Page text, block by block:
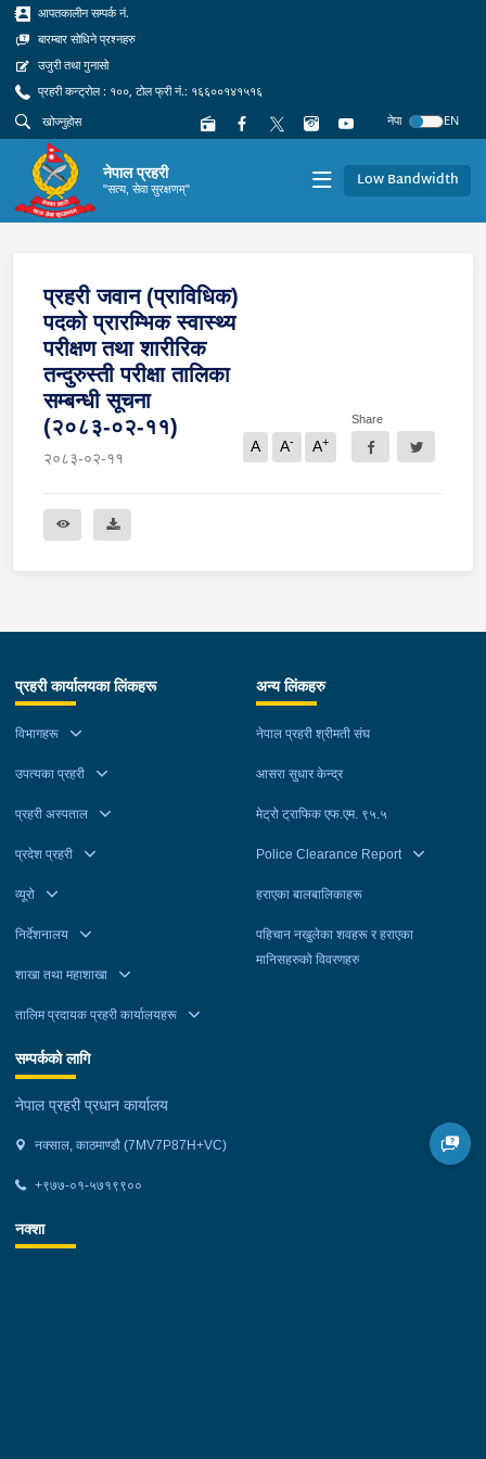
आपतकालीन सम्पर्क नं.
बारम्बार सोधिने प्रश्नहरु
उजुरी तथा गुनासो
प्रहरी कन्ट्रोल : १००, टोल फ्री नं.: १६६००१४१५१६
नेपा
EN
नेपाल प्रहरी
"सत्य, सेवा सुरक्षणम्" Low Bandwidth
प्रहरी जवान (प्राविधिक)
पदको प्रारम्भिक स्वास्थ्य
परीक्षण तथा शारीरिक
तन्दुरुस्ती परीक्षा तालिका
सम्बन्धी सूचना
(२०८३-०२-११)
२०८३-०२-११
A A- A+
Share
प्रहरी कार्यालयका लिंकहरू
विभागहरू
उपत्यका प्रहरी
प्रहरी अस्पताल
प्रदेश प्रहरी
व्यूरो
निर्देशनालय
शाखा तथा महाशाखा
तालिम प्रदायक प्रहरी कार्यालयहरू
अन्य लिंकहरु
नेपाल प्रहरी श्रीमती संघ
आसरा सुधार केन्द्र
मेट्रो ट्राफिक एफ.एम. ९५.५
Police Clearance Report
हराएका बालबालिकाहरू
पहिचान नखुलेका शवहरू र हराएका
मानिसहरुको विवरणहरु
सम्पर्कको लागि
नेपाल प्रहरी प्रधान कार्यालय
नक्साल, काठमाण्डौ (7MV7P87H+VC)
+९७७-०१-५७१९९००
नक्शा